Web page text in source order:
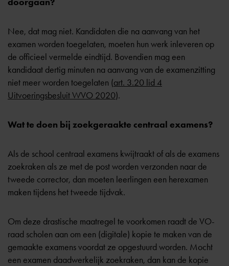
Nee, dat mag niet. Kandidaten die na aanvang van het
examen worden toegelaten, moeten hun werk inleveren op
de officieel vermelde eindtijd. Bovendien mag een
kandidaat dertig minuten na aanvang van de examenzitting
niet meer worden toegelaten (art. 3.20 lid 4
Uitvoeringsbesluit WVO 2020).
Wat te doen bij zoekgeraakte centraal examens?
Als de school centraal examens kwijtraakt of als de examens
zoekraken als ze met de post worden verzonden naar de
tweede corrector, dan moeten leerlingen een herexamen
maken tijdens het tweede tijdvak.
Om deze drastische maatregel te voorkomen raadt de VO-
raad scholen aan om een (digitale) kopie te maken van de
gemaakte examens voordat ze opgestuurd worden. Mocht
een examen daadwerkelijk zoekraken, dan kan de kopie